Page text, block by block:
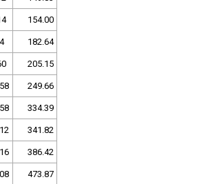
154.00
4 182.64
205.15
249.66
334.39
341.82
386.42
473.87